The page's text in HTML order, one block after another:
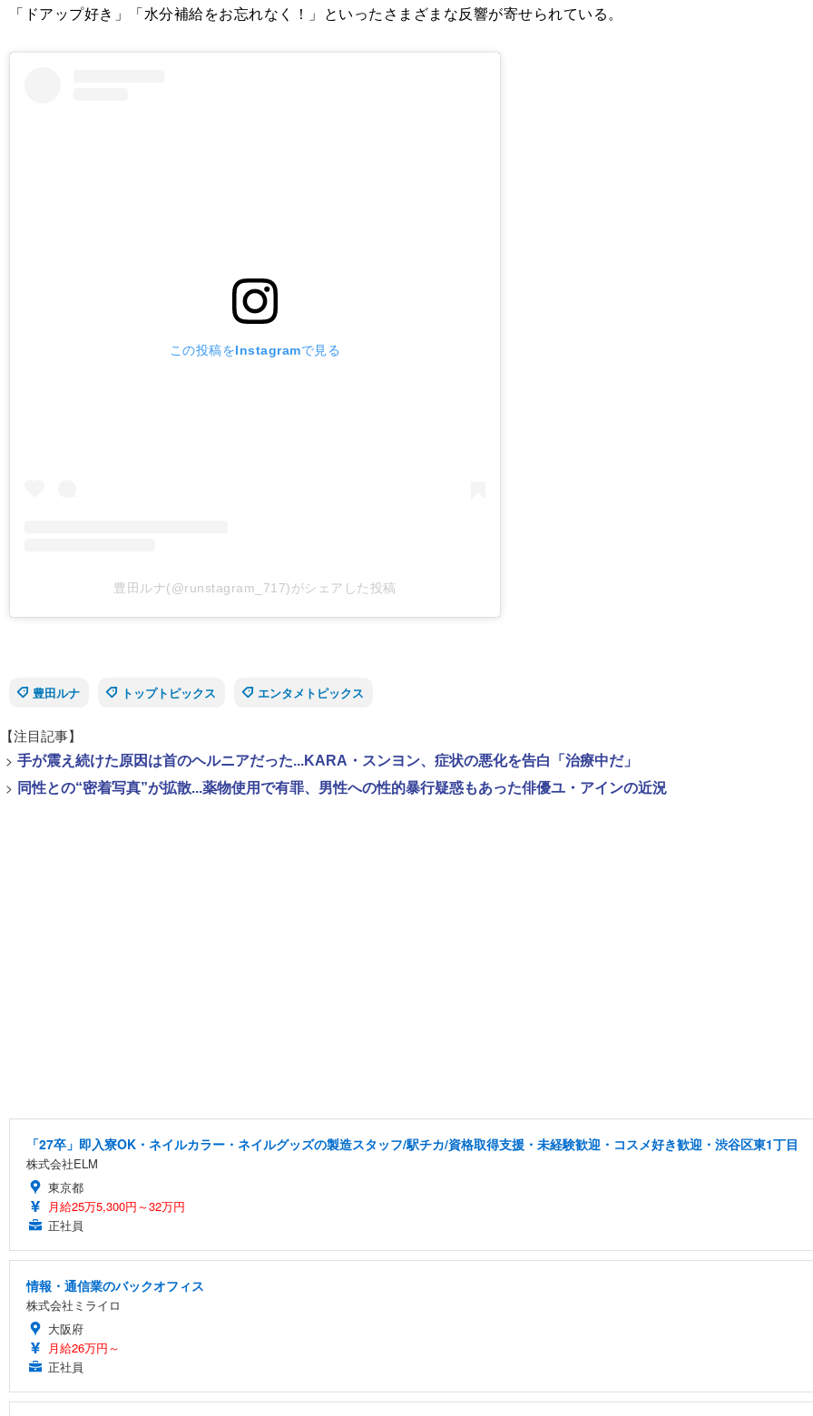
「ドアップ好き」「水分補給をお忘れなく！」といったさまざまな反響が寄せられている。
この投稿をInstagramで見る
豊田ルナ(@runstagram_717)がシェアした投稿
豊田ルナ
トップトピックス エンタメトピックス
【注目記事】
> 手が震え続けた原因は首のヘルニアだった...KARA・スンヨン、症状の悪化を告白「治療中だ」
> 同性との“密着写真”が拡散...薬物使用で有罪、男性への性的暴行疑惑もあった俳優ユ・アインの近況
「27卒」即入寮OK・ネイルカラー・ネイルグッズの製造スタッフ/駅チカ/資格取得支援・未経験歓迎・コスメ好き歓迎・渋谷区東1丁目
株式会社ELM
東京都
月給25万5,300円～32万円
正社員
情報・通信業のバックオフィス
株式会社ミライロ
大阪府
月給26万円～
正社員